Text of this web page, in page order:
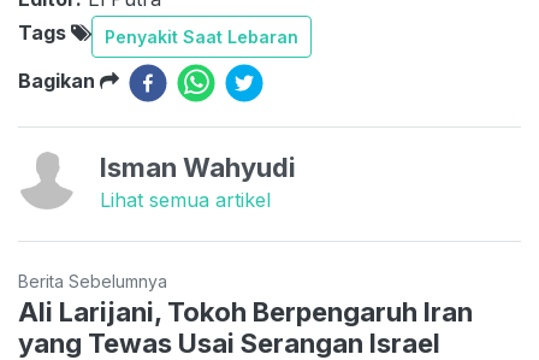
Tags
Penyakit Saat Lebaran
Bagikan
Isman Wahyudi
Lihat semua artikel
Berita Sebelumnya
Ali Larijani, Tokoh Berpengaruh Iran
yang Tewas Usai Serangan Israel